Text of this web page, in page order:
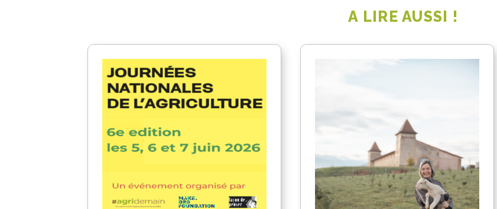
A LIRE AUSSI !